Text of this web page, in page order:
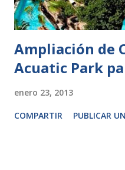
Ampliación de
Acuatic Park
enero 23, 2013
COMPARTIR PUBLICAR